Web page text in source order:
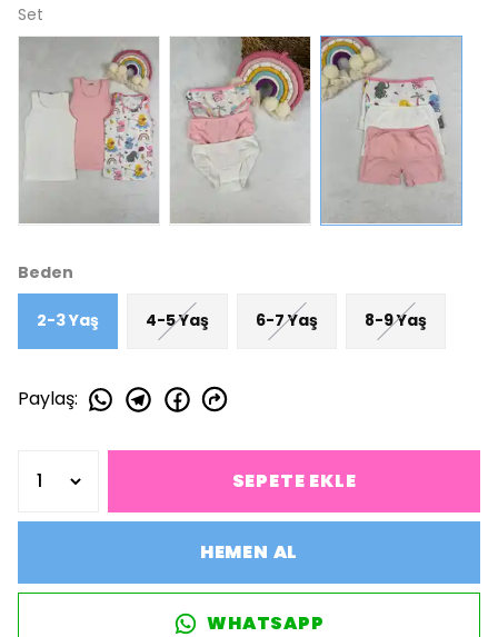
Set
Beden
2-3 Yaş 4-5 Yaş 6-7 Yaş 8-9 Yaş
Paylaş:
SEPETE EKLE
HEMEN AL
WHATSAPP